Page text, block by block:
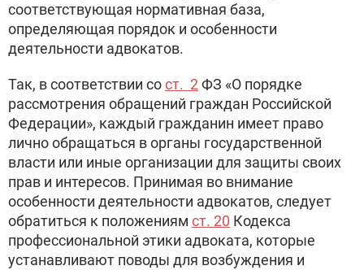
соответствующая нормативная база,
определяющая порядок и особенности
деятельности адвокатов.
Так, в соответствии сост. 2ФЗ «О порядке
рассмотрения обращений граждан Российской
Федерации», каждый гражданин имеет право
лично обращаться в органы государственной
власти или иные организации для защиты своих
прав и интересов. Принимая во внимание
особенности деятельности адвокатов, следует
обратиться к положениям ст. 20 Кодекса
профессиональной этики адвоката, которые
устанавливают поводы для возбуждения и